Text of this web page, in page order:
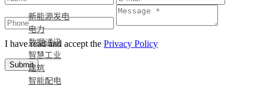
新能源发电
电力
数据通讯
智慧工业
建筑
智能配电
I have read and accept the Privacy Policy
Submit